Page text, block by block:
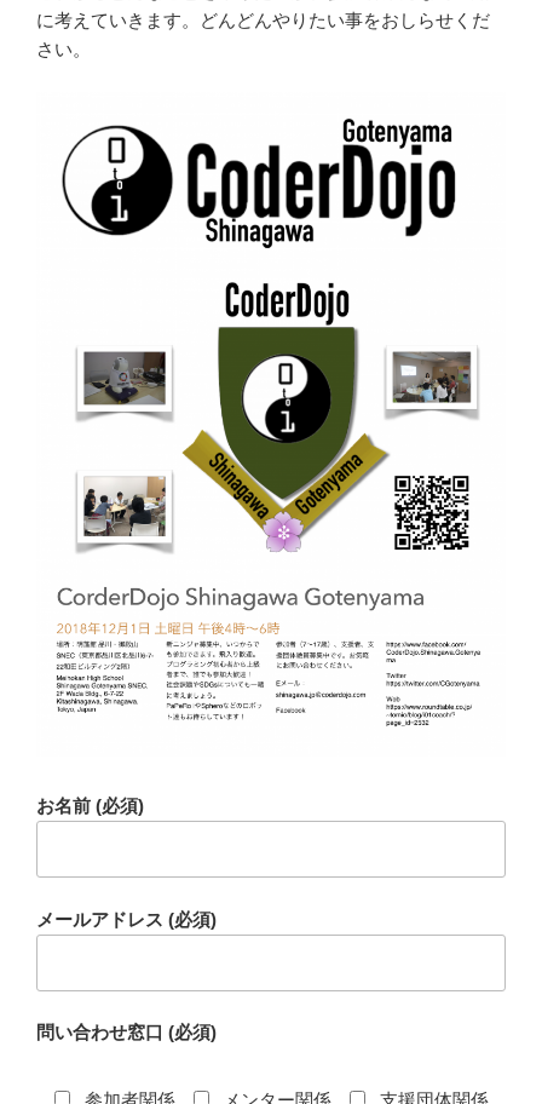
に考えていきます。どんどんやりたい事をおしらせくだ
さい。
お名前 (必須)
メールアドレス (必須)
問い合わせ窓口 (必須)
参加者関係 メンター関係 支援団体関係